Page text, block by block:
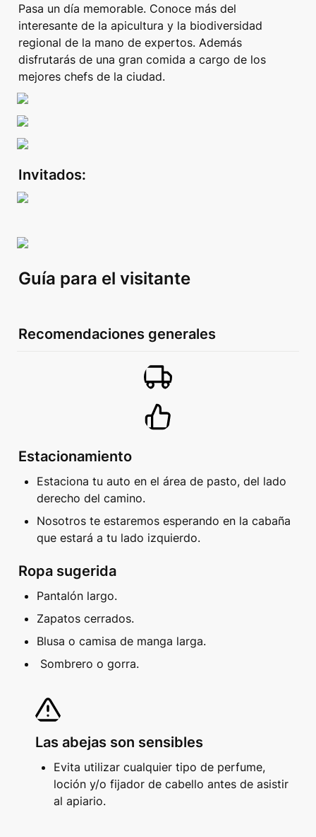
Pasa un día memorable. Conoce más del
interesante de la apicultura y la biodiversidad
regional de la mano de expertos. Además
disfrutarás de una gran comida a cargo de los
mejores chefs de la ciudad.
Invitados:
Guía para el visitante
Recomendaciones generales
Estacionamiento
Estaciona tu auto en el área de pasto, del lado
derecho del camino.
Nosotros te estaremos esperando en la cabaña
que estará a tu lado izquierdo.
Ropa sugerida
Pantalón largo.
Zapatos cerrados.
Blusa o camisa de manga larga.
Sombrero o gorra.
Las abejas son sensibles
Evita utilizar cualquier tipo de perfume,
loción y/o fijador de cabello antes de asistir
al apiario.